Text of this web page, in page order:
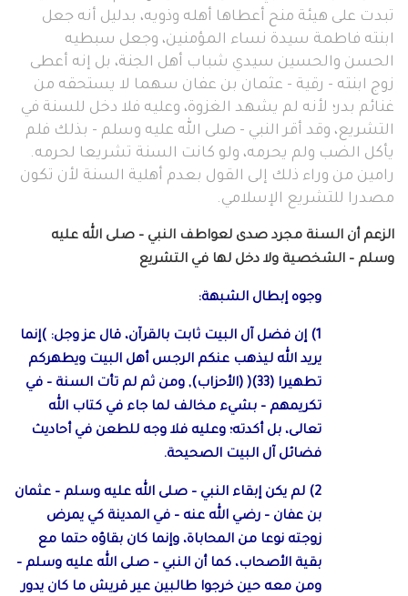
تبدت على هيئة منح أعطاها أهله وذويه، بدليل أنه جعل
ابنته فاطمة سيدة نساء المؤمنين، وجعل سبطيه
الحسن والحسين سيدي شباب أهل الجنة، بل إنه أعطى
زوج ابنته - رقية - عثمان بن عفان سهما لا يستحقه من
غنائم بدر؛ لأنه لم يشهد الغزوة، وعليه فلا دخل للسنة في
التشريع، وقد أقر النبي - صلى الله عليه وسلم - بذلك فلم
يأكل الضب ولم يحرمه، ولو كانت السنة تشريعا لحرمه.
رامين من وراء ذلك إلى القول بعدم أهلية السنة لأن تكون
مصدرا للتشريع الإسلامي.
الزعم أن السنة مجرد صدى لعواطف النبي – صلى الله عليه
وسلم – الشخصية ولا دخل لها في التشريع
وجوه إبطال الشبهة:
1) إن فضل آل البيت ثابت بالقرآن، قال عز وجل: )إنما
يريد الله ليذهب عنكم الرجس أهل البيت ويطهركم
تطهيرا (33)( (الأحزاب), ومن ثم لم تأت السنة – في
تكريمهم – بشيء مخالف لما جاء في كتاب الله
تعالى، بل أكدته؛ وعليه فلا وجه للطعن في أحاديث
فضائل آل البيت الصحيحة.
2) لم يكن إبقاء النبي – صلى الله عليه وسلم – عثمان
بن عفان – رضي الله عنه – في المدينة كي يمرض
زوجته نوعا من المحاباة، وإنما كان بقاؤه حتما مع
بقية الأصحاب، كما أن النبي – صلى الله عليه وسلم –
ومن معه حين خرجوا طالبين عير قريش ما كان يدور